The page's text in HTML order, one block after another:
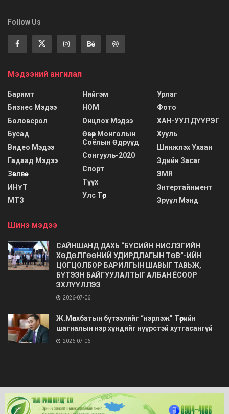
Follow Us
Мэдээний ангилал
Баримт
Бизнес Мэдээ
Боловсрол
Бусад
Видео Мэдээ
Гадаад Мэдээ
Зөвлөгөө
ИНҮТ
МТЗ
Нийгэм
НОМ
Онцлох Мэдээ
Өвөр Монголын
Соёлын Өдрүүд
Сонгууль-2020
Спорт
Түүх
Улс Төр
Урлаг
Фото
ХАН-УУЛ ДҮҮРЭГ
Хууль
Шинжлэх Ухаан
Эдийн Засаг
ЭМЯ
Энтертайнмент
Эрүүл Мэнд
Шинэ мэдээ
САЙНШАНД ДАХЬ “БҮСИЙН НИСЛЭГИЙН
ХӨДӨЛГӨӨНИЙ УДИРДЛАГЫН ТӨВ”-ИЙН
ЦОГЦОЛБОР БАРИЛГЫН ШАВЫГ ТАВЬЖ,
БҮТЭЭН БАЙГУУЛАЛТЫГ АЛБАН ЁСООР
ЭХЛҮҮЛЛЭЭ
2026-07-06
Ж.Мөнхбатын бүтээлийг “нэрлэж” Төрийн
шагналын нэр хүндийг нүүрстэй хутгасангүй
2026-07-06
© 2020 Barimt.com- Зохиогчийн эрх хуулиар хамгаалагдсан. Загварыг
ONLINE MEDIA LLC.